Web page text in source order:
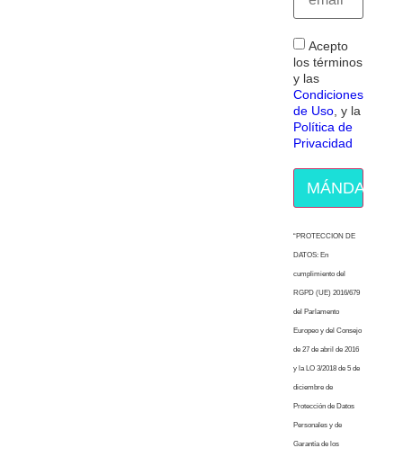
Acepto
los términos
y las
Condiciones
de Uso, y la
Política de
Privacidad
MÁNDAME
“PROTECCION DE
DATOS: En
cumplimiento del
RGPD (UE) 2016/679
del Parlamento
Europeo y del Consejo
de 27 de abril de 2016
y la LO 3/2018 de 5 de
diciembre de
Protección de Datos
Personales y de
Garantía de los